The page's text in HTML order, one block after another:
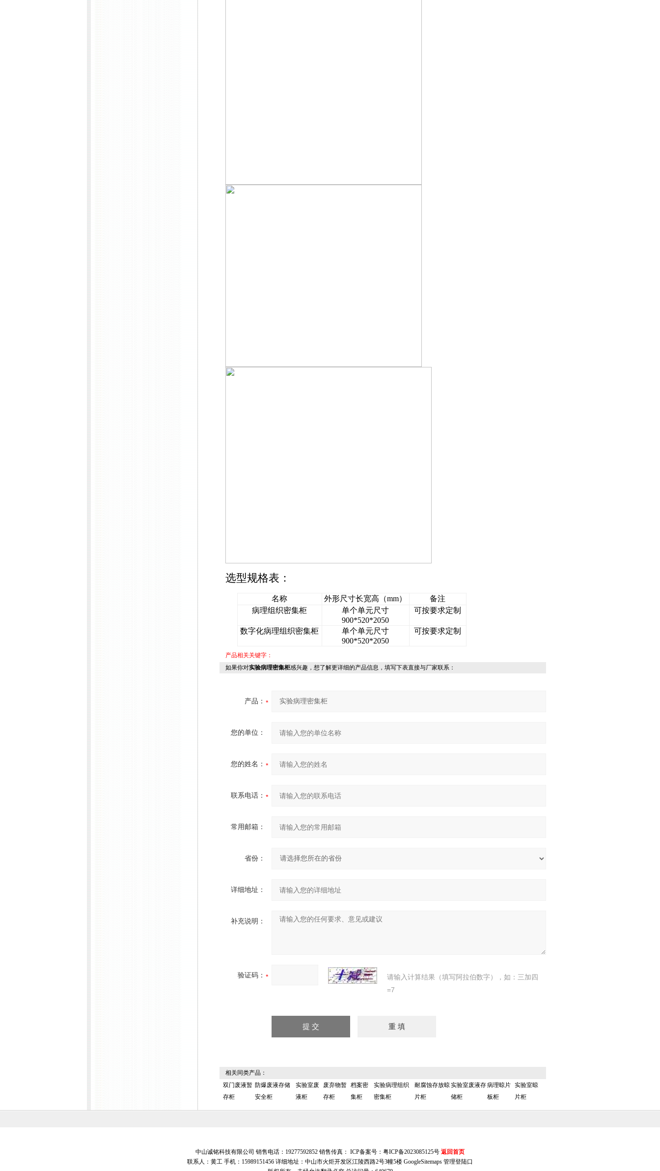
选型规格表：
名称 外形尺寸长宽高（mm）
备注
病理组织密集柜
单个单元尺寸
900*520*2050
可按要求定制
数字化病理组织密集柜
单个单元尺寸
900*520*2050
可按要求定制
产品相关关键字：
如果你对实验病理密集柜感兴趣，想了解更详细的产品信息，填写下表直接与厂家联系：
产品：
您的单位：
您的姓名：
联系电话：
常用邮箱：
省份：
详细地址：
补充说明：
验证码：
请输入计算结果（填写阿拉伯数字），如：三加四
=7
相关同类产品：
双门废液暂
存柜
防爆废液存储
安全柜
实验室废
液柜
废弃物暂
存柜
档案密
集柜
实验病理组织
密集柜
耐腐蚀存放晾
片柜
实验室废液存
储柜
病理晾片
板柜
实验室晾
片柜
中山诚铭科技有限公司 销售电话：19277592852 销售传真： ICP备案号： 粤ICP备2023085125号 返回首页
联系人：黄工 手机：15989151456 详细地址：中山市火炬开发区江陵西路2号3幢5楼 GoogleSitemaps 管理登陆口